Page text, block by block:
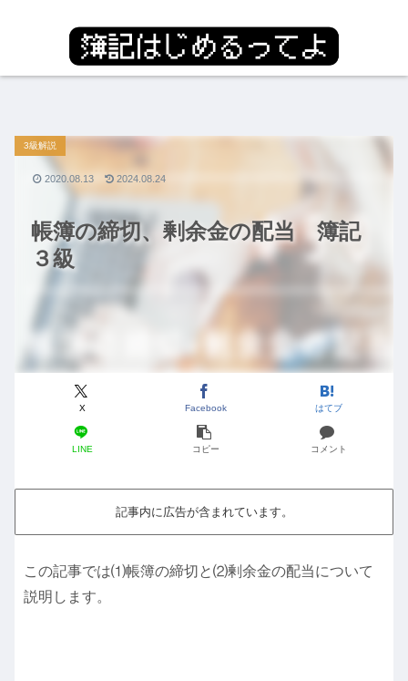
帳簿の締切、剰余金の配当 簿記
３級
3級解説
X Facebook はてブ
LINE コピー コメント
2020.08.13 2024.08.24
記事内に広告が含まれています。
この記事では⑴帳簿の締切と⑵剰余金の配当について
説明します。